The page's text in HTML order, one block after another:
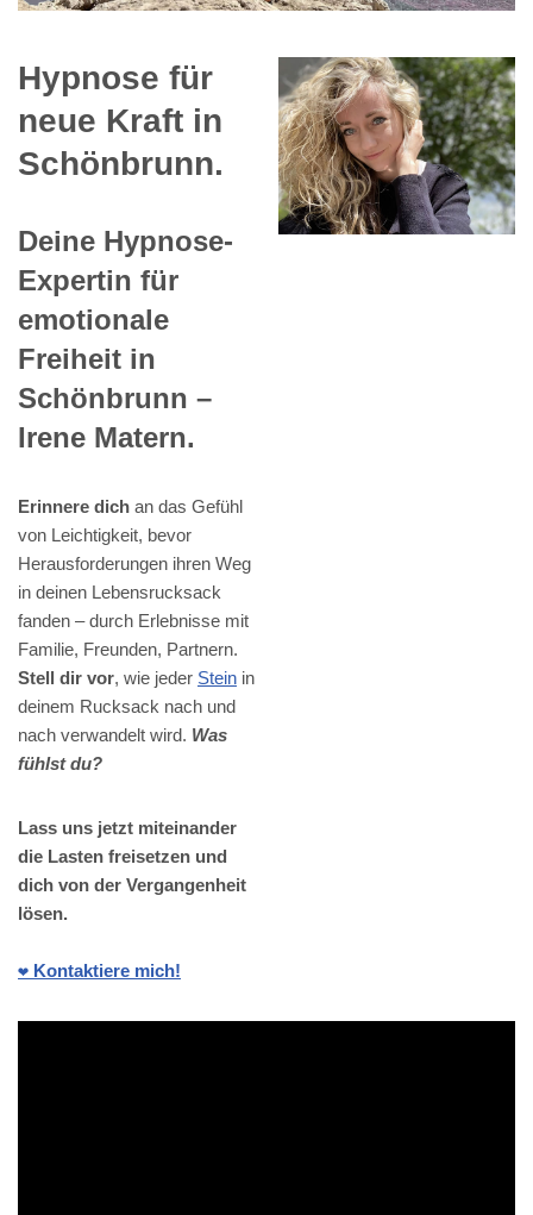
Hypnose für
neue Kraft in
Schönbrunn.
Deine Hypnose-
Expertin für
emotionale
Freiheit in
Schönbrunn –
Irene Matern.
Erinnere dich an das Gefühl
von Leichtigkeit, bevor
Herausforderungen ihren Weg
in deinen Lebensrucksack
fanden – durch Erlebnisse mit
Familie, Freunden, Partnern.
Stell dir vor, wie jeder Stein in
deinem Rucksack nach und
nach verwandelt wird. Was
fühlst du?
Lass uns jetzt miteinander
die Lasten freisetzen und
dich von der Vergangenheit
lösen.
❤️ Kontaktiere mich!